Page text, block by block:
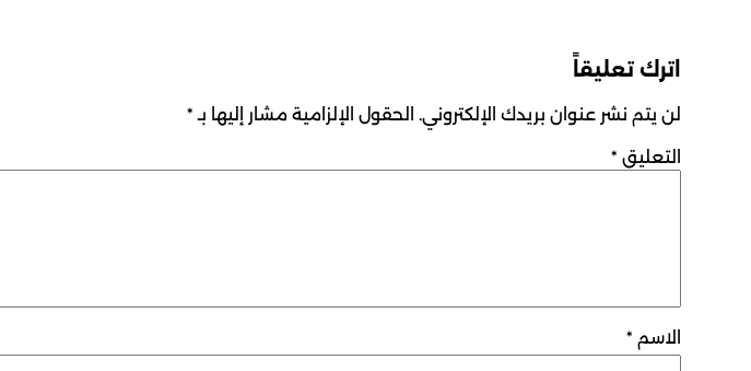
اترك تعليقاً
لن يتم نشر عنوان بريدك الإلكتروني. الحقول الإلزامية مشار إليها بـ *
التعليق *
الاسم *